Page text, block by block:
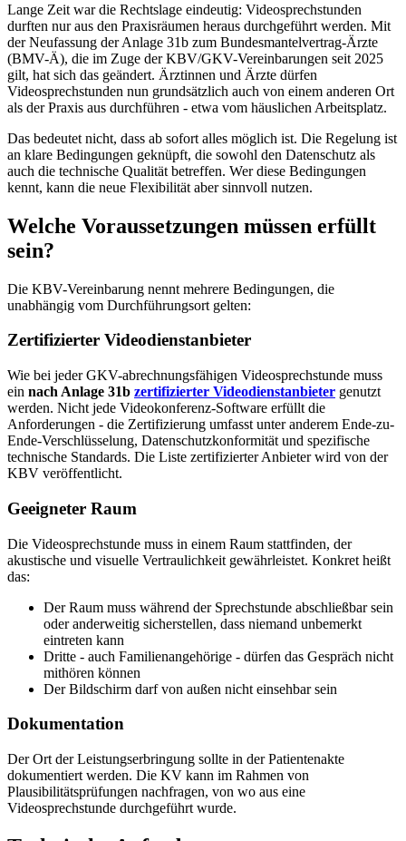
Lange Zeit war die Rechtslage eindeutig: Videosprechstunden
durften nur aus den Praxisräumen heraus durchgeführt werden. Mit
der Neufassung der Anlage 31b zum Bundesmantelvertrag-Ärzte
(BMV-Ä), die im Zuge der KBV/GKV-Vereinbarungen seit 2025
gilt, hat sich das geändert. Ärztinnen und Ärzte dürfen
Videosprechstunden nun grundsätzlich auch von einem anderen Ort
als der Praxis aus durchführen - etwa vom häuslichen Arbeitsplatz.
Das bedeutet nicht, dass ab sofort alles möglich ist. Die Regelung ist
an klare Bedingungen geknüpft, die sowohl den Datenschutz als
auch die technische Qualität betreffen. Wer diese Bedingungen
kennt, kann die neue Flexibilität aber sinnvoll nutzen.
Welche Voraussetzungen müssen erfüllt
sein?
Die KBV-Vereinbarung nennt mehrere Bedingungen, die
unabhängig vom Durchführungsort gelten:
Zertifizierter Videodienstanbieter
Wie bei jeder GKV-abrechnungsfähigen Videosprechstunde muss
ein nach Anlage 31b zertifizierter Videodienstanbieter genutzt
werden. Nicht jede Videokonferenz-Software erfüllt die
Anforderungen - die Zertifizierung umfasst unter anderem Ende-zu-
Ende-Verschlüsselung, Datenschutzkonformität und spezifische
technische Standards. Die Liste zertifizierter Anbieter wird von der
KBV veröffentlicht.
Geeigneter Raum
Die Videosprechstunde muss in einem Raum stattfinden, der
akustische und visuelle Vertraulichkeit gewährleistet. Konkret heißt
das:
Der Raum muss während der Sprechstunde abschließbar sein
oder anderweitig sicherstellen, dass niemand unbemerkt
eintreten kann
Dritte - auch Familienangehörige - dürfen das Gespräch nicht
mithören können
Der Bildschirm darf von außen nicht einsehbar sein
Dokumentation
Der Ort der Leistungserbringung sollte in der Patientenakte
dokumentiert werden. Die KV kann im Rahmen von
Plausibilitätsprüfungen nachfragen, von wo aus eine
Videosprechstunde durchgeführt wurde.